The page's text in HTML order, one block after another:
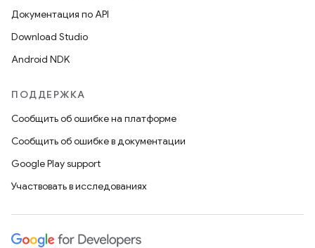
Документация по API
Download Studio
Android NDK
ПОДДЕРЖКА
Сообщить об ошибке на платформе
Сообщить об ошибке в документации
Google Play support
Участвовать в исследованиях